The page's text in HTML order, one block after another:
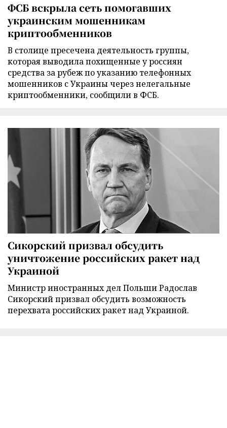
ФСБ вскрыла сеть помогавших
украинским мошенникам
криптообменников
В столице пресечена деятельность группы,
которая выводила похищенные у россиян
средства за рубеж по указанию телефонных
мошенников с Украины через нелегальные
криптообменники, сообщили в ФСБ.
Сикорский призвал обсудить
уничтожение российских ракет над
Украиной
Министр иностранных дел Польши Радослав
Сикорский призвал обсудить возможность
перехвата российских ракет над Украиной.